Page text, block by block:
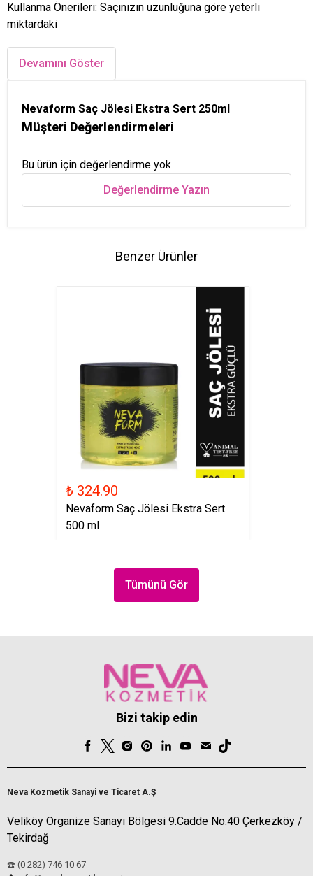
Kullanma Önerileri: Saçınızın uzunluğuna göre yeterli
miktardaki
Devamını Göster
Nevaform Saç Jölesi Ekstra Sert 250ml
Müşteri Değerlendirmeleri
Bu ürün için değerlendirme yok
Değerlendirme Yazın
Benzer Ürünler
₺ 324.90
Nevaform Saç Jölesi Ekstra Sert
500 ml
Tümünü Gör
Bizi takip edin
Neva Kozmetik Sanayi ve Ticaret A.Ş
Veliköy Organize Sanayi Bölgesi 9.Cadde No:40 Çerkezköy /
Tekirdağ
☎️ (0 282) 746 10 67